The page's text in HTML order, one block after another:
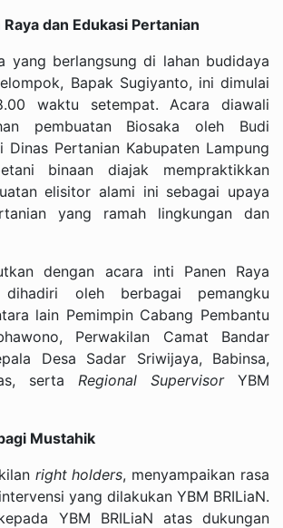
dan Edukasi Pertanian
yang berlangsung di lahan budidaya
Bapak Sugiyanto, ini dimulai
waktu setempat. Acara diawali
pembuatan Biosaka oleh Budi
Dinas Pertanian Kabupaten Lampung
binaan diajak mempraktikkan
elisitor alami ini sebagai upaya
yang ramah lingkungan dan
dengan acara inti Panen Raya
oleh berbagai pemangku
lain Pemimpin Cabang Pembantu
Perwakilan Camat Bandar
Desa Sadar Sriwijaya, Babinsa,
serta Regional SupervisorYBM
Mustahik
right holders, menyampaikan rasa
yang dilakukan YBM BRILiaN.
YBM BRILiaN atas dukungan